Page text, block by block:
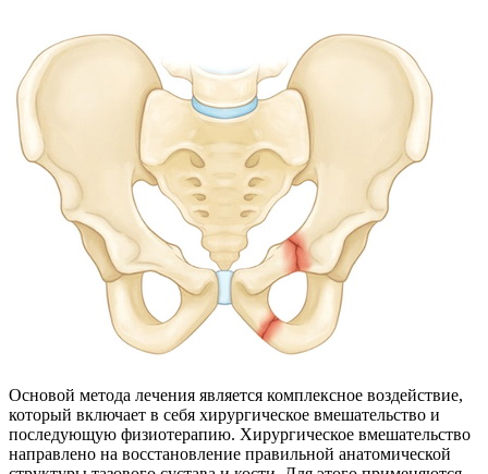
Основой метода лечения является комплексное воздействие,
который включает в себя хирургическое вмешательство и
последующую физиотерапию. Хирургическое вмешательство
направлено на восстановление правильной анатомической